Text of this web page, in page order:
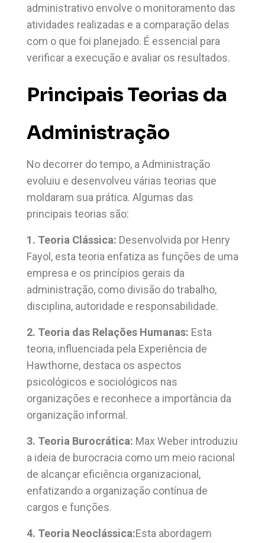
administrativo envolve o monitoramento das
atividades realizadas e a comparação delas
com o que foi planejado. É essencial para
verificar a execução e avaliar os resultados.
Principais Teorias da
Administração
No decorrer do tempo, a Administração
evoluiu e desenvolveu várias teorias que
moldaram sua prática. Algumas das
principais teorias são:
1. Teoria Clássica: Desenvolvida por Henry
Fayol, esta teoria enfatiza as funções de uma
empresa e os princípios gerais da
administração, como divisão do trabalho,
disciplina, autoridade e responsabilidade.
2. Teoria das Relações Humanas: Esta
teoria, influenciada pela Experiência de
Hawthorne, destaca os aspectos
psicológicos e sociológicos nas
organizações e reconhece a importância da
organização informal.
3. Teoria Burocrática: Max Weber introduziu
a ideia de burocracia como um meio racional
de alcançar eficiência organizacional,
enfatizando a organização contínua de
cargos e funções.
4. Teoria Neoclássica:Esta abordagem